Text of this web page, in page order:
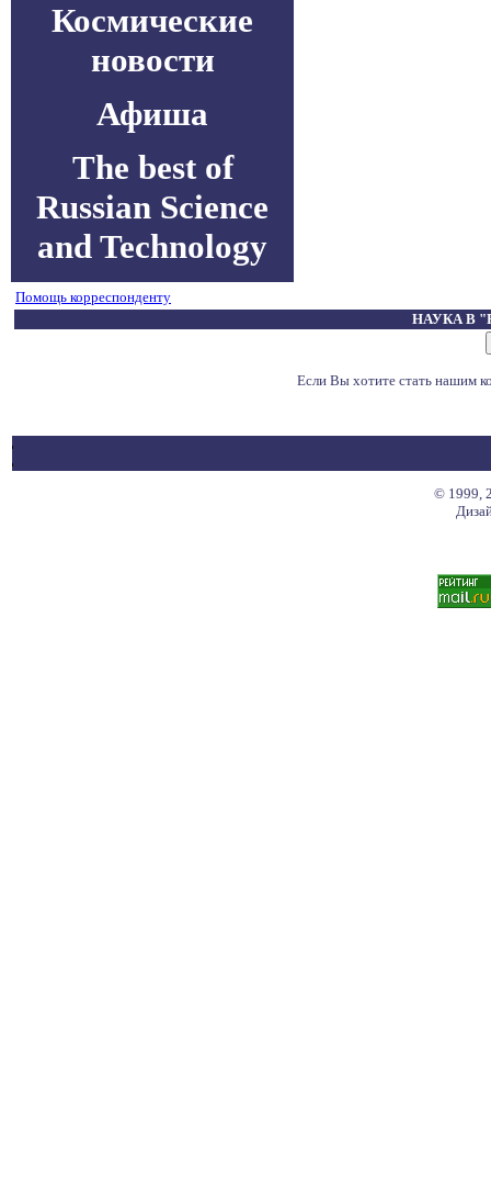
Космические
новости
Афиша
The best of
Russian Science
and Technology
Помощь корреспонденту
НАУКА В
Если Вы хотите стать нашим
© 1999,